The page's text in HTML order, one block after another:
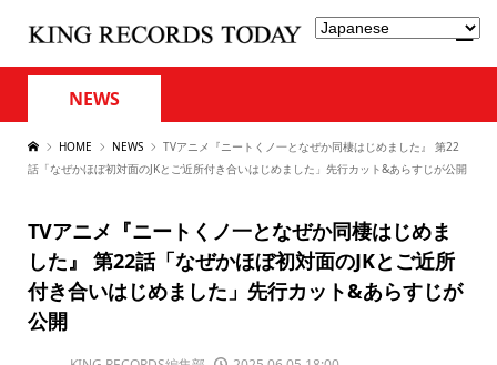
NEWS
HOME NEWS
TVアニメ『ニートくノ一となぜか同棲はじめました』 第22
話「なぜかほぼ初対面のJKとご近所付き合いはじめました」先行カット&あらすじが公開
TVアニメ『ニートくノ一となぜか同棲はじめま
した』 第22話「なぜかほぼ初対面のJKとご近所
付き合いはじめました」先行カット&あらすじが
公開